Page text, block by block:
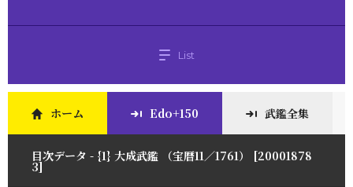
List
ホーム Edo+150 武鑑全集
目次データ - {1} 大成武鑑 （宝暦11／1761） [20001878
3]